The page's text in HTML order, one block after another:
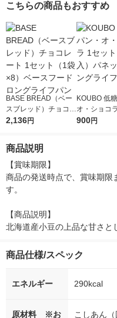
こちらの商品もおすすめ
BASE BREAD（ベー
スブレッド）チョコレ
ート 1セット（1袋×
2,136円
KOUBO 低
オ・ショコ
（5個入）パ
900円
商品説明
【賞味期限】
商品の発送時点で、賞味期限
す。
【商品説明】
北海道産小豆の上品な甘さと
商品仕様/スペック
エネルギー 290kcal
原材料 ※お
こしあん（